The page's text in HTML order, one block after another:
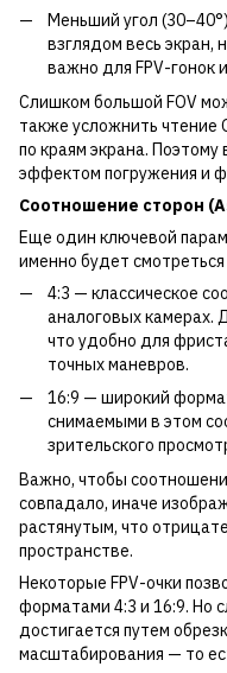
Меньший угол
взглядом весь экран,
важно для FPV-гонок
Слишком большой FOV
также усложнить чтение
по краям экрана.
эффектом погружения и
Соотношение сторон
Еще один ключевой
именно будет
4:3 — классическое
аналоговых камерах.
что удобно для
точных маневров.
16:9 — широкий
снимаемыми в этом
зрительского
Важно, чтобы
совпадало, иначе
растянутым, что
пространстве.
Некоторые FPV-очки
форматами 4:3 и 16:9. Но
достигается путем
масштабирования — то